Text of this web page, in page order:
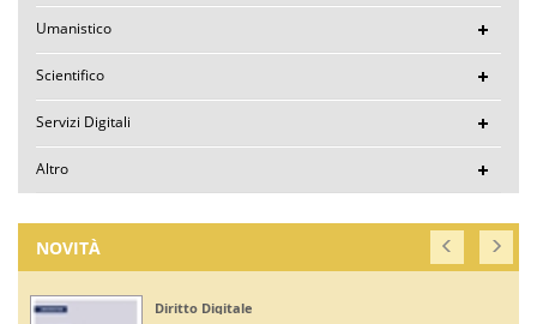
Umanistico
Scientifico
Servizi Digitali
Altro
NOVITÀ
Diritto Digitale